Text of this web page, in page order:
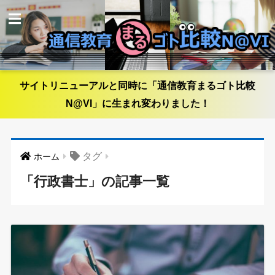
サイトリニューアルと同時に「通信教育まるゴト比較
N@VI」に生まれ変わりました！
ホーム タグ
「行政書士」の記事一覧